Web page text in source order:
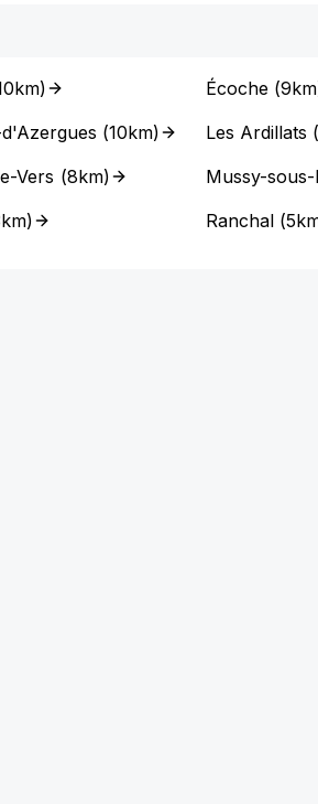
)
(10km)
Vers (8km)
)
Écoche(9km
Les Ardillats (
Mussy-
Ranchal(